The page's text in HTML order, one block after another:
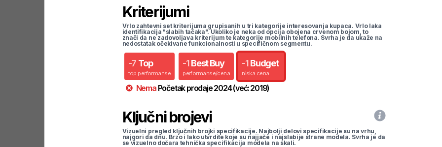
Kriterijumi
Vrlo zahtevni set kriterijuma grupisanih u tri kategorije interesovanja kupaca. Vrlo laka
identifikacija "slabih tačaka". Ukoliko je neka od opcija obojena crvenom bojom, to
znači da ne zadovoljava kriterijum te kategorije mobilnih telefona. Svrha je da ukaže na
nedostatak očekivane funkcionalnosti u specifičnom segmentu.
-7 Top
top performanse
-1 Best Buy
performanse/cena
-1 Budget
niska cena
Nema Početak prodaje2024(već:2019)
Ključni brojevi
Vizuelni pregled ključnih brojki specifikacije. Najbolji delovi specifikacije su na vrhu,
najgori da dnu. Brzo i lako utvrdite koje su najjače i najslabije strane modela. Svrha je da
se vizuelno dočara tehnička specifikacija modela na skali.